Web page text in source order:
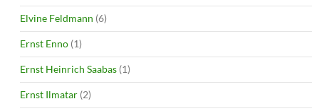
Elvine Feldmann (6)
Ernst Enno (1)
Ernst Heinrich Saabas (1)
Ernst Ilmatar (2)